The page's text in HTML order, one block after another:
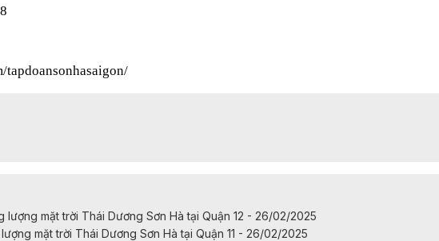
tapdoansonhasaigon/
lượng mặt trời Thái Dương Sơn Hà tại Quận 12 - 26/02/2025
mặt trời Thái Dương Sơn Hà tại Quận 11 - 26/02/2025